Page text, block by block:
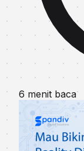
6 menit baca